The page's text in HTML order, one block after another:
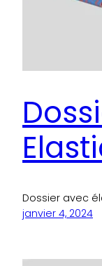
Dossier avec
janvier 4, 2024